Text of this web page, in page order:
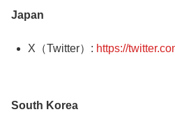
ク
Japan
X（Twitter）: https://
South Korea